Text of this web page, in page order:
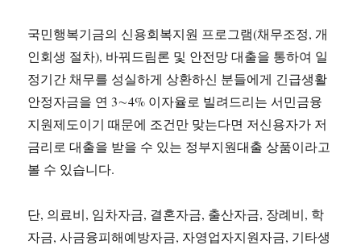
국민행복기금의 신용회복지원 프로그램(채무조정, 개
인회생 절차), 바꿔드림론 및 안전망 대출을 통하여 일
정기간 채무를 성실하게 상환하신 분들에게 긴급생활
안정자금을 연 3∼4% 이자율로 빌려드리는 서민금융
지원제도이기 때문에 조건만 맞는다면 저신용자가 저
금리로 대출을 받을 수 있는 정부지원대출 상품이라고
볼 수 있습니다.
단, 의료비, 임차자금, 결혼자금, 출산자금, 장례비, 학
자금, 사금융피해예방자금, 자영업자지원자금, 기타생